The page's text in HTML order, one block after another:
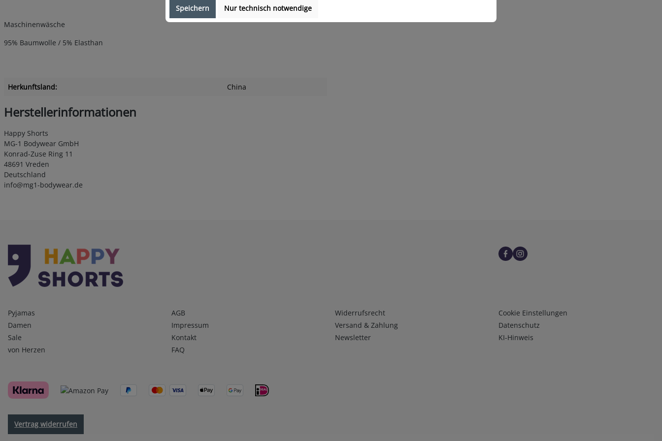
Maschinenwäsche
95% Baumwolle / 5% Elasthan
Herkunftsland: China
Herstellerinformationen
Happy Shorts
MG-1 Bodywear GmbH
Konrad-Zuse Ring 11
48691 Vreden
Deutschland
info@mg1-bodywear.de
Kategorien
Pyjamas
Damen
Sale
von Herzen
Infos 1
AGB
Impressum
Kontakt
FAQ
Infos 2
Widerrufsrecht
Versand & Zahlung
Newsletter
Infos 3
Cookie Einstellungen
Datenschutz
KI-Hinweis
Vertrag widerrufen
Speichern Nur technisch notwendige